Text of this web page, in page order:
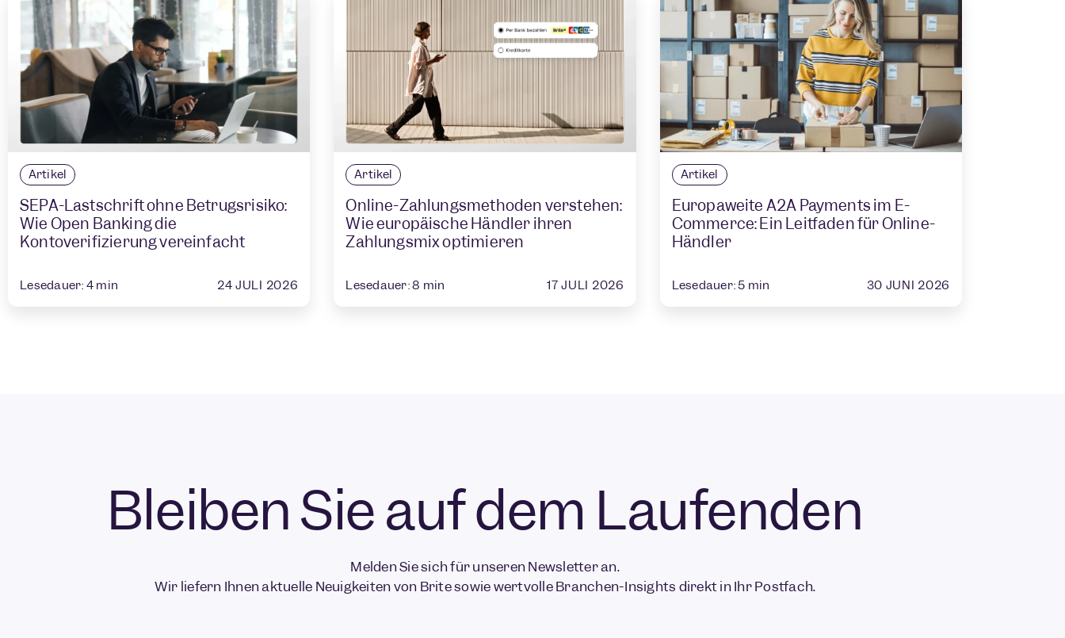
Artikel
SEPA-Lastschrift ohne Betrugsrisiko:
Wie Open Banking die
Kontoverifizierung vereinfacht
Lesedauer: 4 min 24 JULI 2026
Artikel
Online-Zahlungsmethoden verstehen:
Wie europäische Händler ihren
Zahlungsmix optimieren
Lesedauer:8 min 17 JULI 2026
Artikel
Europaweite A2A Payments im E-
Commerce: Ein Leitfaden für Online-
Händler
Lesedauer:5 min 30 JUNI 2026
Bleiben Sie auf dem Laufenden
Melden Sie sich für unseren Newsletter an.
Wir liefern Ihnen aktuelle Neuigkeiten von Brite sowie wertvolle Branchen-Insights direkt in Ihr Postfach.